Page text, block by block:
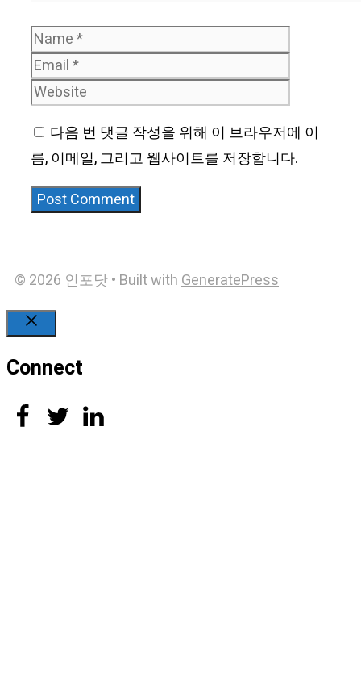
Name
다음 번 댓글 작성을 위해 이 브라우저에 이
름, 이메일, 그리고 웹사이트를 저장합니다.
© 2026 인포닷• Built withGeneratePress
Connect